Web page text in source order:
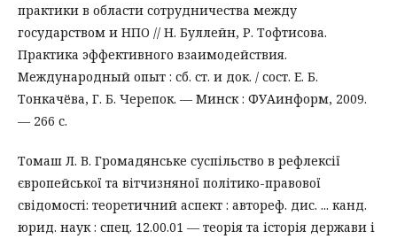
практики в области сотрудничества между
государством и НПО // Н. Буллейн, Р. Тофтисова.
Практика эффективного взаимодействия.
Международный опыт : сб. ст. и док. / сост. Е. Б.
Тонкачёва, Г. Б. Черепок. — Минск : ФУАинформ, 2009.
— 266 с.
Томаш Л. В. Громадянське суспільство в рефлексії
європейської та вітчизняної політико-правової
свідомості: теоретичний аспект : автореф. дис. ... канд.
юрид. наук : спец. 12.00.01 — теорія та історія держави і